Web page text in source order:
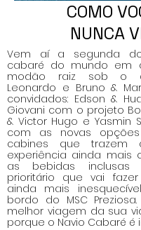
COMO
NUNCA
Vem aí a segunda
cabaré do mundo em
modão raiz sob o
Leonardo e Bruno &
convidados: Edson &
Giovani com o projeto
& Victor Hugo e Yasmin
com as novas
cabines que trazem
experiência ainda mais
as bebidas inclusas
prioritário que vai
ainda mais
bordo do MSC
melhor viagem da sua
porque o Navio Cabaré é